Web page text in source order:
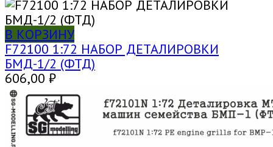
В КОРЗИНУ
F72100 1:72 НАБОР ДЕТАЛИРОВКИ
БМД-1/2 (ФТД)
606,00 ₽